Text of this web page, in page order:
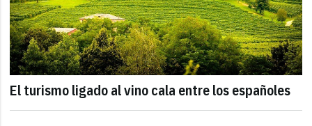
El turismo ligado al vino cala entre los españoles